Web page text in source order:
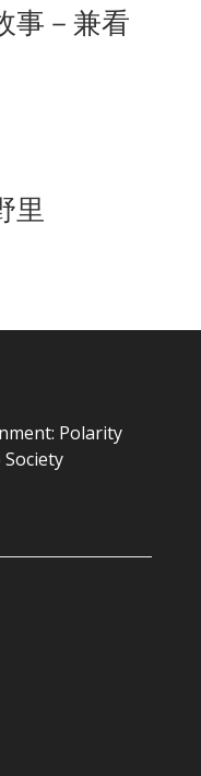
事－兼看
里
Polarity